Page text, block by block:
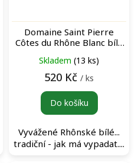
Domaine Saint Pierre
Côtes du Rhône Blanc bílé
Skladem (13 ks)
520 Kč / ks
Do košíku
Vyvážené Rhônské bílé...
tradiční - jak má vypadat....